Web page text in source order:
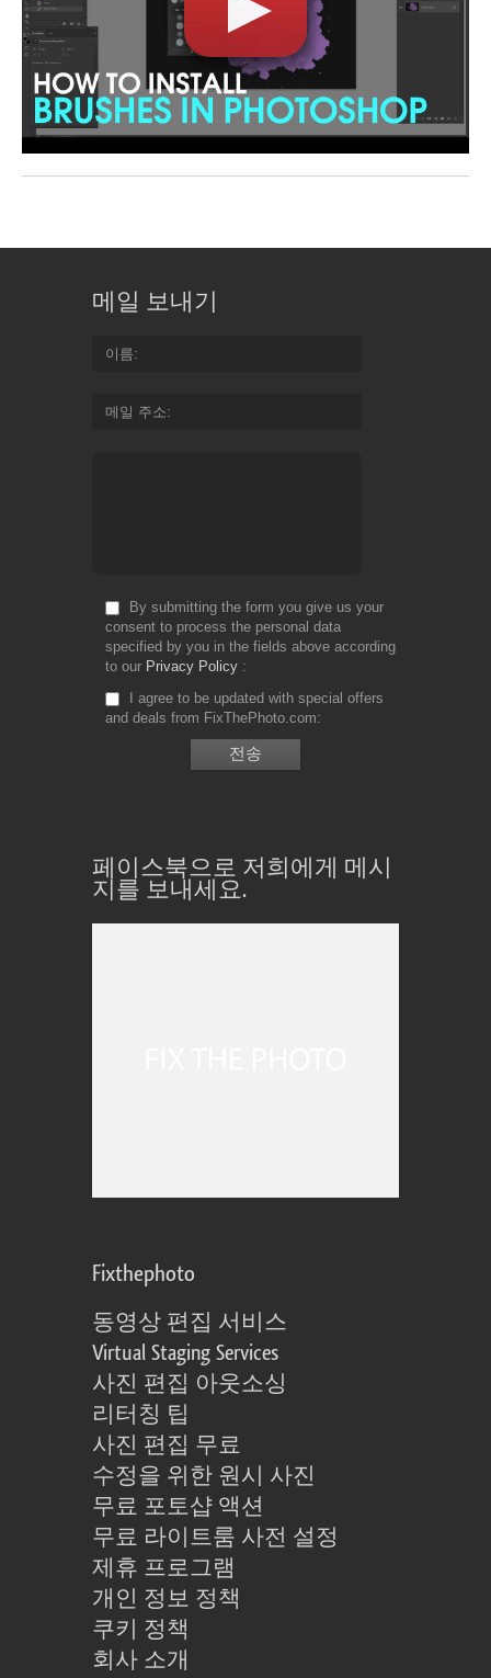
메일 보내기
이름
메일 주소
By submitting the form you give us your
consent to process the personal data
specified by you in the fields above according
to our Privacy Policy
I agree to be updated with special offers
and deals from FixThePhoto.com
페이스북으로 저희에게 메시
지를 보내세요.
Fixthephoto
동영상 편집 서비스
Virtual Staging Services
사진 편집 아웃소싱
리터칭 팁
사진 편집 무료
수정을 위한 원시 사진
무료 포토샵 액션
무료 라이트룸 사전 설정
제휴 프로그램
개인 정보 정책
쿠키 정책
회사 소개